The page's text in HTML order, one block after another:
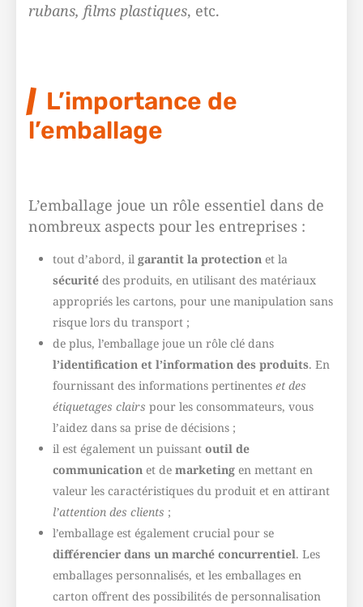
rubans, films plastiques, etc.
L’importance de
l’emballage
L’emballage joue un rôle essentiel dans de
nombreux aspects pour les entreprises :
tout d’abord, il garantit la protection et la
sécurité des produits, en utilisant des matériaux
appropriés les cartons, pour une manipulation sans
risque lors du transport ;
de plus, l’emballage joue un rôle clé dans
l’identification et l’information des produits. En
fournissant des informations pertinentes et des
étiquetages clairs pour les consommateurs, vous
l’aidez dans sa prise de décisions ;
il est également un puissant outil de
communication et de marketing en mettant en
valeur les caractéristiques du produit et en attirant
l’attention des clients ;
l’emballage est également crucial pour se
différencier dans un marché concurrentiel. Les
emballages personnalisés, et les emballages en
carton offrent des possibilités de personnalisation